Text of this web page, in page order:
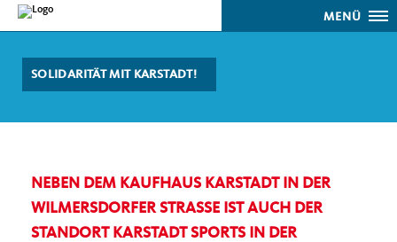
MENÜ
SOLIDARITÄT MIT KARSTADT!
NEBEN DEM KAUFHAUS KARSTADT IN DER
WILMERSDORFER STRASSE IST AUCH DER
STANDORT KARSTADT SPORTS IN DER K